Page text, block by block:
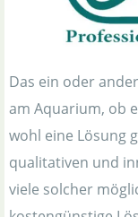
Das ein oder
am Aquarium, ob
wohl eine Lösung
qualitativen und
viele solcher